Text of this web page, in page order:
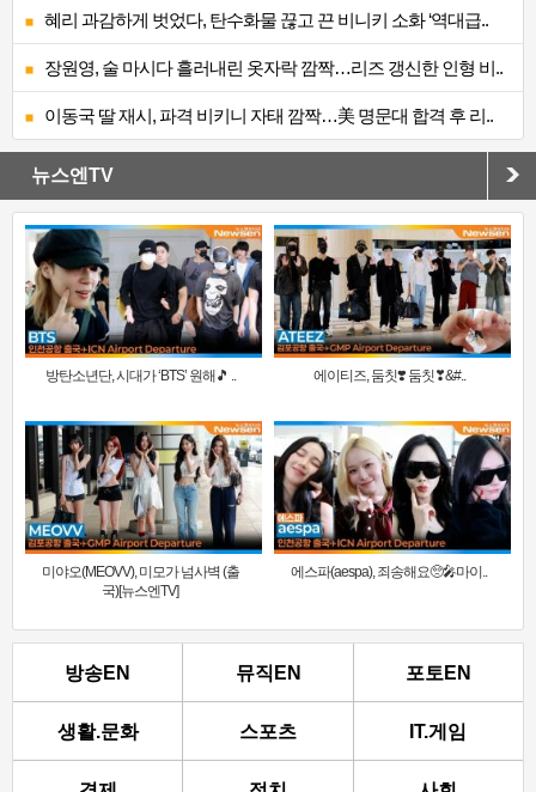
혜리 과감하게 벗었다, 탄수화물 끊고 끈 비니키 소화 ‘역대급..
장원영, 술 마시다 흘러내린 옷자락 깜짝…리즈 갱신한 인형 비..
이동국 딸 재시, 파격 비키니 자태 깜짝…美 명문대 합격 후 리..
뉴스엔TV
방탄소년단, 시대가 ‘BTS’ 원해🎵 .. 에이티즈, 둠칫❣️ 둠칫❣&#..
미야오(MEOVV), 미모가 넘사벽 (출
국)[뉴스엔TV]
에스파(aespa), 죄송해요🥺🎤마이..
방송EN 뮤직EN 포토EN
생활.문화 스포츠 IT.게임